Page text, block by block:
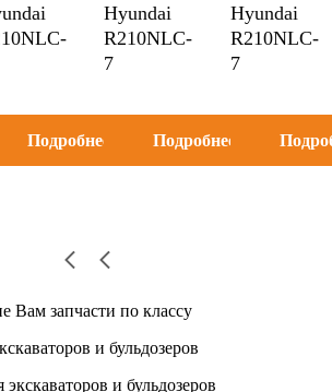
Подробнее
Hyundai
R210NLC-
7
Подробнее
Hyundai
R210NLC-
7
Вам запчасти по классу
и бульдозеров